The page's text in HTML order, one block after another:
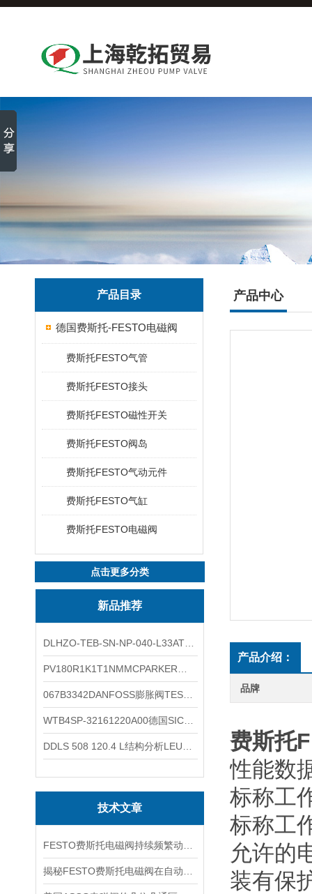
产品目录
德国费斯托-FESTO电磁阀
费斯托FESTO气管
费斯托FESTO接头
费斯托FESTO磁性开关
费斯托FESTO阀岛
费斯托FESTO气动元件
费斯托FESTO气缸
费斯托FESTO电磁阀
点击更多分类
新品推荐
技术文章
产品中心
产品介绍：
品牌
费斯托
性能数
标称工
标称工
允许的
装有保